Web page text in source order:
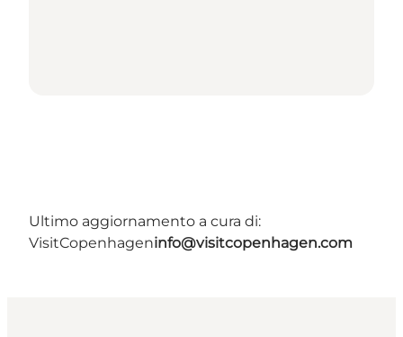
Ultimo aggiornamento a cura di:
VisitCopenhageninfo@visitcopenhagen.com